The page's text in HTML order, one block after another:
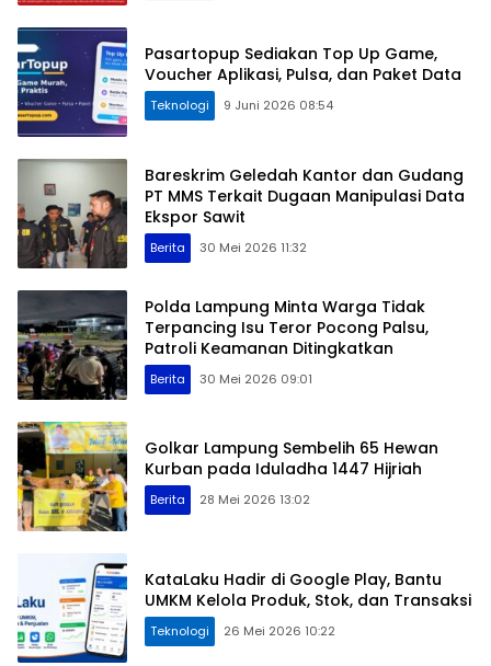
Pasartopup Sediakan Top Up Game,
Voucher Aplikasi, Pulsa, dan Paket Data
Teknologi 9 Juni 2026 08:54
Bareskrim Geledah Kantor dan Gudang
PT MMS Terkait Dugaan Manipulasi Data
Ekspor Sawit
Berita 30 Mei 2026 11:32
Polda Lampung Minta Warga Tidak
Terpancing Isu Teror Pocong Palsu,
Patroli Keamanan Ditingkatkan
Berita 30 Mei 2026 09:01
Golkar Lampung Sembelih 65 Hewan
Kurban pada Iduladha 1447 Hijriah
Berita 28 Mei 2026 13:02
KataLaku Hadir di Google Play, Bantu
UMKM Kelola Produk, Stok, dan Transaksi
Teknologi 26 Mei 2026 10:22